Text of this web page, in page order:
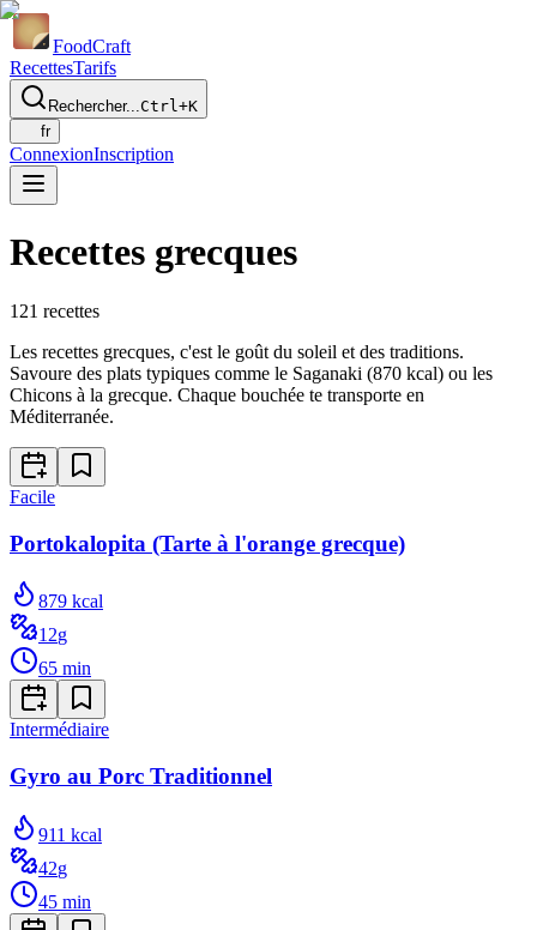
FoodCraft
RecettesTarifs
Rechercher...Ctrl+K
fr
ConnexionInscription
Recettes grecques
121 recettes
Les recettes grecques, c'est le goût du soleil et des traditions.
Savoure des plats typiques comme le Saganaki (870 kcal) ou les
Chicons à la grecque. Chaque bouchée te transporte en
Méditerranée.
Facile
Portokalopita (Tarte à l'orange grecque)
879 kcal
12g
65 min
Intermédiaire
Gyro au Porc Traditionnel
911 kcal
42g
45 min